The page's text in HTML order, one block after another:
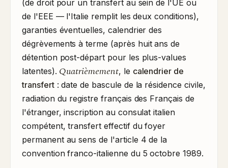
(de droit pour un transfert au sein de l'UE ou
de l'EEE — l'Italie remplit les deux conditions),
garanties éventuelles, calendrier des
dégrèvements à terme (après huit ans de
détention post-départ pour les plus-values
latentes). Quatrièmement, le calendrier de
transfert: date de bascule de la résidence civile,
radiation du registre français des Français de
l'étranger, inscription au consulat italien
compétent, transfert effectif du foyer
permanent au sens de l'article 4 de la
convention franco-italienne du 5 octobre 1989.